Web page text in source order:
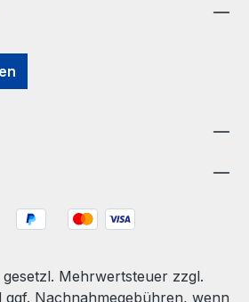
Mehrwertsteuer zzgl.
Nachnahmegebühren, wenn